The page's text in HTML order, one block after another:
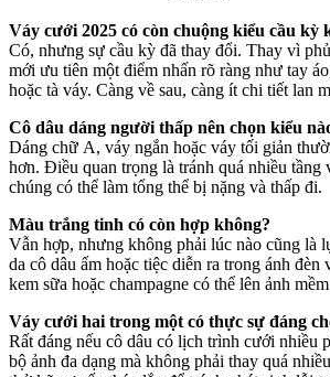
Váy cưới 2025 có còn chuộng kiểu cầu kỳ
Có, nhưng sự cầu kỳ đã thay đổi. Thay vì
mới ưu tiên một điểm nhấn rõ ràng như tay
hoặc tà váy. Càng về sau, càng ít chi tiết lan
Cô dâu dáng người thấp nên chọn kiểu
Dáng chữ A, váy ngắn hoặc váy tối giản
hơn. Điều quan trọng là tránh quá nhiều tầng
chúng có thể làm tổng thể bị nặng và thấp đi.
Màu trắng tinh có còn hợp không?
Vẫn hợp, nhưng không phải lúc nào cũng là
da cô dâu ấm hoặc tiệc diễn ra trong ánh đèn
kem sữa hoặc champagne có thể lên ảnh
Váy cưới hai trong một có thực sự đáng
Rất đáng nếu cô dâu có lịch trình cưới nhiều
bộ ảnh đa dạng mà không phải thay quá